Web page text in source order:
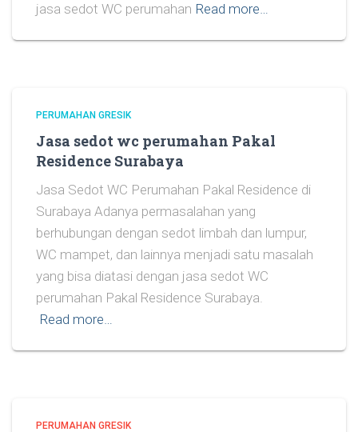
jasa sedot WC perumahan Read more…
PERUMAHAN GRESIK
Jasa sedot wc perumahan Pakal
Residence Surabaya
Jasa Sedot WC Perumahan Pakal Residence di
Surabaya Adanya permasalahan yang
berhubungan dengan sedot limbah dan lumpur,
WC mampet, dan lainnya menjadi satu masalah
yang bisa diatasi dengan jasa sedot WC
perumahan Pakal Residence Surabaya.
Read more…
PERUMAHAN GRESIK